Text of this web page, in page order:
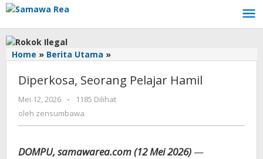
Lewati
konten
Home » Berita Utama »
Pelajar
Hamil
Diperkosa, Seorang Pelajar Hamil
Mei 12, 2026
oleh
zensumbawa
-
1185 Dilihat
oleh zensumbawa
DOMPU, samawarea.com (12 Mei 2026) —